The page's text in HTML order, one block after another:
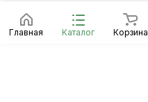
Главная Каталог Корзина